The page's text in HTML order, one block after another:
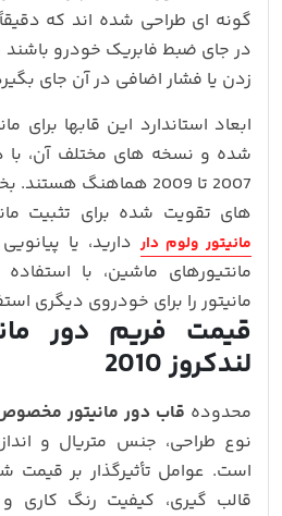
گونه‌ ای طراحی شده‌ اند که
در جای ضبط فابریک خودرو باشند
زدن یا فشار اضافی در آن جای
شده و نسخه‌ های مختلف آن، با
2007 تا 2009 هماهنگ
های تقویت‌ شده برای تثبیت
مانیتور ولوم دار دارید، یا
مانتیورهای ماشین، با
مانیتور را برای خودروی دیگری
قیمت فریم دور
لندکروز 2010
محدوده قاب دور مانیتور مخصوص
نوع طراحی، جنس متریال و
است. عوامل تأثیرگذار بر
قالب‌ گیری، کیفیت رنگ‌ کاری